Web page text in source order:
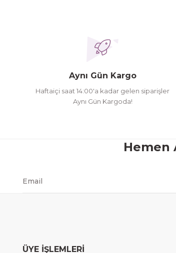
Aynı Gün Kargo
Haftaiçi saat 14:00'a kadar gelen siparişler
Aynı Gün Kargoda!
Hemen
ÜYE İŞLEMLERİ